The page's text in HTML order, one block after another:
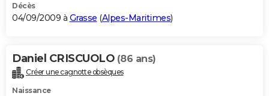
Décès
04/09/2009 à Grasse (Alpes-Maritimes)
Daniel CRISCUOLO (86 ans)
Créer une cagnotte obsèques
Naissance